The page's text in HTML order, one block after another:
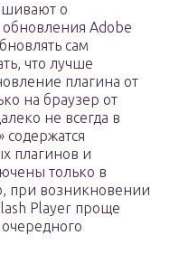
о
обновления Adobe
сам
что лучше
плагина от
на браузер от
не всегда в
содержатся
плагинов и
только в
при возникновении
Player проще